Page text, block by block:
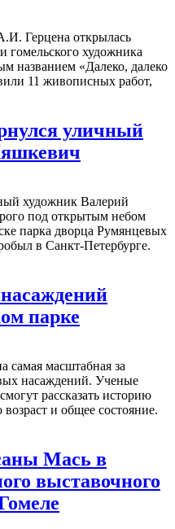
Герцена открылась
гомельского художника
названием «Далеко, далеко
11 живописных работ,
уличный
художник Валерий
под открытым небом
парка дворца Румянцевых
в Санкт-Петербурге.
парке
самая масштабная за
насаждений. Ученые
рассказать историю
возраст и общее состояние.
Мась в
выставочного